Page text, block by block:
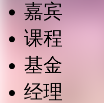
嘉宾
课程
基金
经理